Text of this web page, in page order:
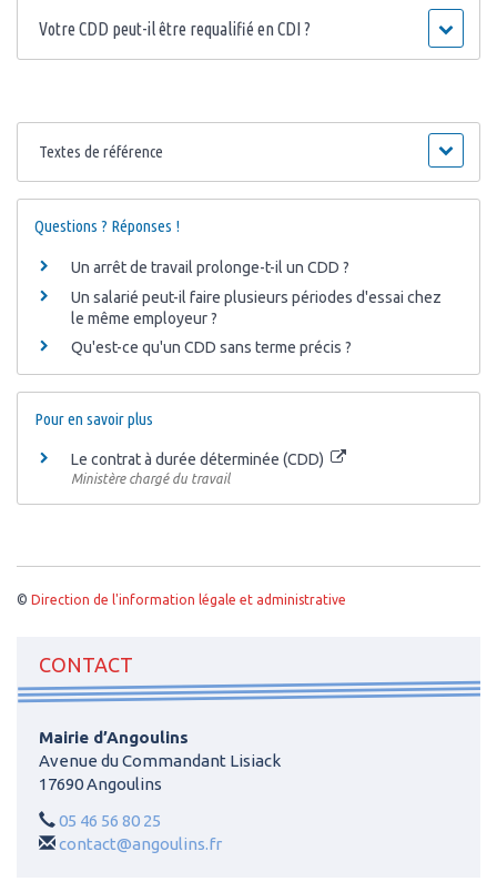
Votre CDD peut-il être requalifié en CDI ?
Textes de référence
Questions ? Réponses !
Un arrêt de travail prolonge-t-il un CDD ?
Un salarié peut-il faire plusieurs périodes d'essai chez
le même employeur ?
Qu'est-ce qu'un CDD sans terme précis ?
Pour en savoir plus
Le contrat à durée déterminée (CDD)
Ministère chargé du travail
© Direction de l'information légale et administrative
CONTACT
Mairie d’Angoulins
Avenue du Commandant Lisiack
17690 Angoulins
05 46 56 80 25
contact@angoulins.fr